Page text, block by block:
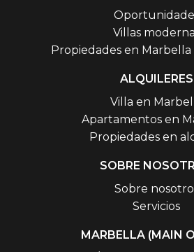
Villas
Propiedades en
ALQUILERES
Villa en
Apartamentos en
Propiedades en
SOBRE
Sobre
Servicios
MARBELLA (MAIN